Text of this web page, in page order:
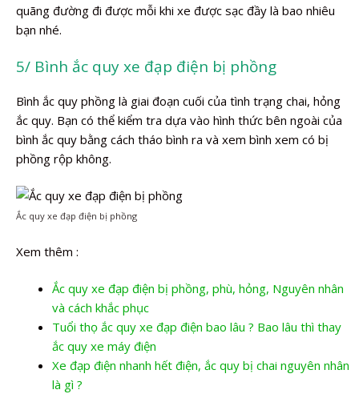
quãng đường đi được mỗi khi xe được sạc đầy là bao nhiêu
bạn nhé.
5/ Bình ắc quy xe đạp điện bị phồng
Bình ắc quy phồng là giai đoạn cuối của tình trạng chai, hỏng
ắc quy. Bạn có thể kiểm tra dựa vào hình thức bên ngoài của
bình ắc quy bằng cách tháo bình ra và xem bình xem có bị
phồng rộp không.
Ắc quy xe đạp điện bị phồng
Xem thêm :
Ắc quy xe đạp điện bị phồng, phù, hỏng, Nguyên nhân
và cách khắc phục
Tuổi thọ ắc quy xe đạp điện bao lâu ? Bao lâu thì thay
ắc quy xe máy điện
Xe đạp điện nhanh hết điện, ắc quy bị chai nguyên nhân
là gì ?